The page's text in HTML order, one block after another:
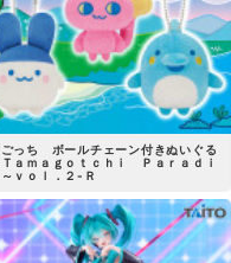
っち ボールチェーン付きぬいぐる
ａｍａｇｏｔｃｈｉ Ｐａｒａｄｉ
～ｖｏｌ．２-Ｒ